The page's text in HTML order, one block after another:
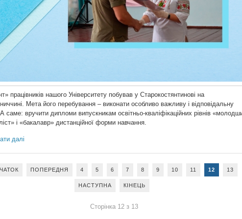
працівників нашого Університету побував у Старокостянтинові на
Мета його перебування – виконати особливо важливу і відповідальну
саме: вручити дипломи випускникам освітньо-кваліфікаційних рівнів
і «бакалавр» дистанційної форми навчання.
далі
ПОПЕРЕДНЯ 4 5 6 7 8 9 10 11 12 13
НАСТУПНА КІНЕЦЬ
Сторінка 12 з 13